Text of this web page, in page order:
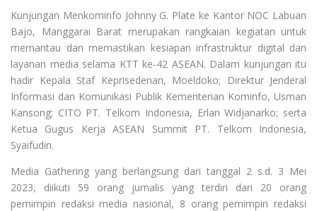
Kunjungan Menkominfo Johnny G. Plate ke Kantor NOC Labuan
Bajo, Manggarai Barat merupakan rangkaian kegiatan untuk
memantau dan memastikan kesiapan infrastruktur digital dan
layanan media selama KTT ke-42 ASEAN. Dalam kunjungan itu
hadir Kepala Staf Keprisedenan, Moeldoko; Direktur Jenderal
Informasi dan Komunikasi Publik Kementerian Kominfo, Usman
Kansong; CITO PT. Telkom Indonesia, Erlan Widjanarko; serta
Ketua Gugus Kerja ASEAN Summit PT. Telkom Indonesia,
Syaifudin.
Media Gathering yang berlangsung dari tanggal 2 s.d. 3 Mei
2023, diikuti 59 orang jurnalis yang terdiri dari 20 orang
pemimpin redaksi media nasional, 8 orang pemimpin redaksi